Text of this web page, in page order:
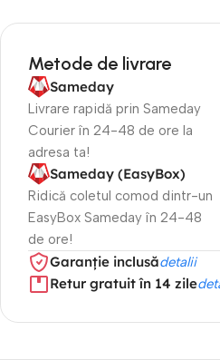
Metode de livrare
Sameday
Livrare rapidă prin Sameday
Courier în 24-48 de ore la
adresa ta!
Sameday (EasyBox)
Ridică coletul comod dintr-un
EasyBox Sameday în 24-48
de ore!
Garanție inclusădetalii
Retur gratuit în 14 zile